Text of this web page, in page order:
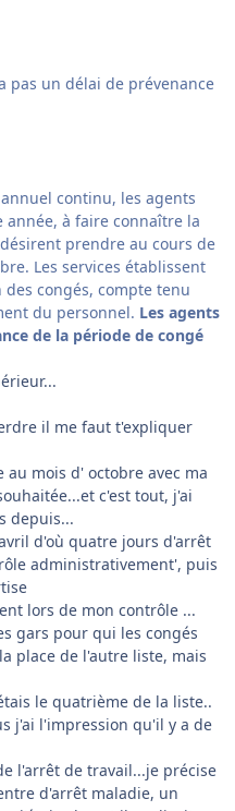
pas un délai de prévenance
continu, les agents
à faire connaître la
prendre au cours de
Les services établissent
congés, compte tenu
du personnel. Les agents
de la période de congé
il me faut t'expliquer
mois d' octobre avec ma
c'est tout, j'ai
depuis...
d'où quatre jours d'arrêt
administrativement', puis
lors de mon contrôle ...
gars pour qui les congés
place de l'autre liste, mais
le quatrième de la liste..
j'ai l'impression qu'il y a de
l'arrêt de travail...je précise
d'arrêt maladie, un